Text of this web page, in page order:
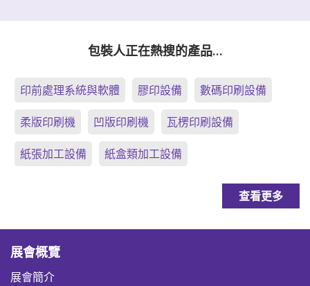
包裝人正在熱搜的產品…
印前處理系統與軟體 膠印設備 數碼印刷設備
柔版印刷機 凹版印刷機 瓦楞印刷設備
紙張加工設備 紙盒類加工設備
查看更多
展會概覽
展會簡介